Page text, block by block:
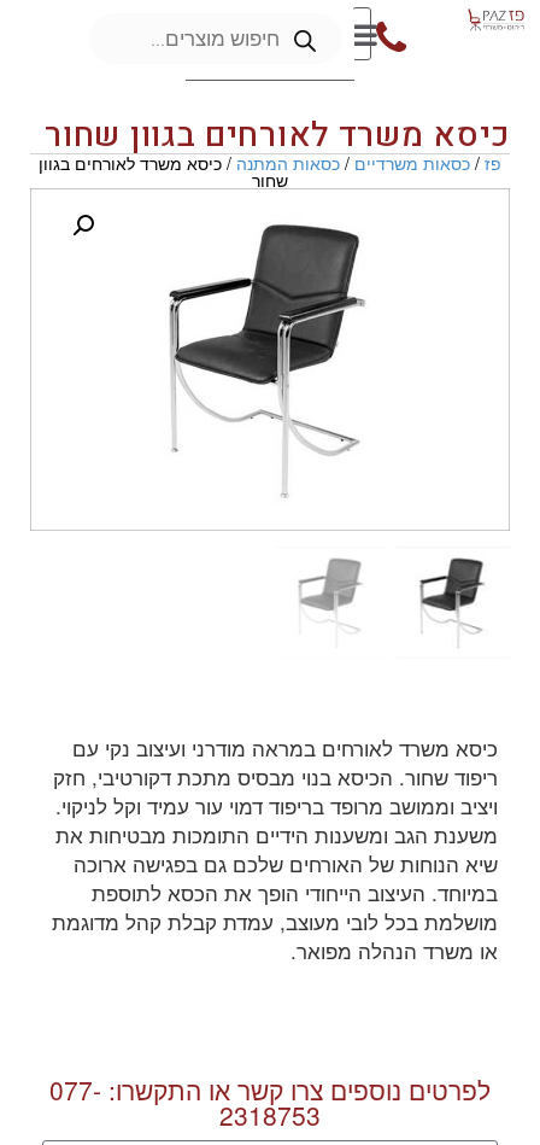
כיסא משרד לאורחים בגוון שחור
פז/כסאות משרדיים/כסאות המתנה/ כיסא משרד לאורחים בגוון
שחור
כיסא משרד לאורחים במראה מודרני ועיצוב נקי עם
ריפוד שחור. הכיסא בנוי מבסיס מתכת דקורטיבי, חזק
ויציב וממושב מרופד בריפוד דמוי עור עמיד וקל לניקוי.
משענת הגב ומשענות הידיים התומכות מבטיחות את
שיא הנוחות של האורחים שלכם גם בפגישה ארוכה
במיוחד. העיצוב הייחודי הופך את הכסא לתוספת
מושלמת בכל לובי מעוצב, עמדת קבלת קהל מדוגמת
או משרד הנהלה מפואר.
לפרטים נוספים צרו קשר או התקשרו: 077-
2318753